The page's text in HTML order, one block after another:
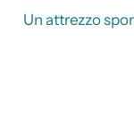
Un attrezzo